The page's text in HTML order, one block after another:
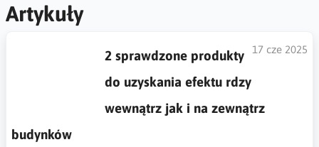
Artykuły
17 cze 2025
2 sprawdzone produkty
do uzyskania efektu rdzy
wewnątrz jak i na zewnątrz
budynków